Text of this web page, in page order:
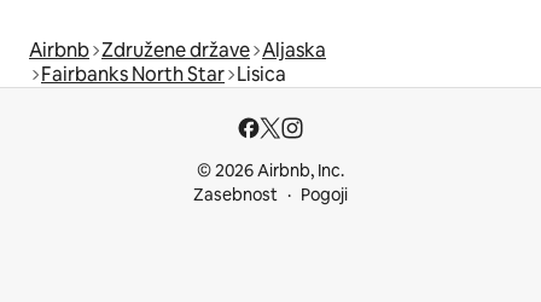
Airbnb Združene države Aljaska
Fairbanks North Star Lisica
© 2026 Airbnb, Inc.
Zasebnost
Pogoji